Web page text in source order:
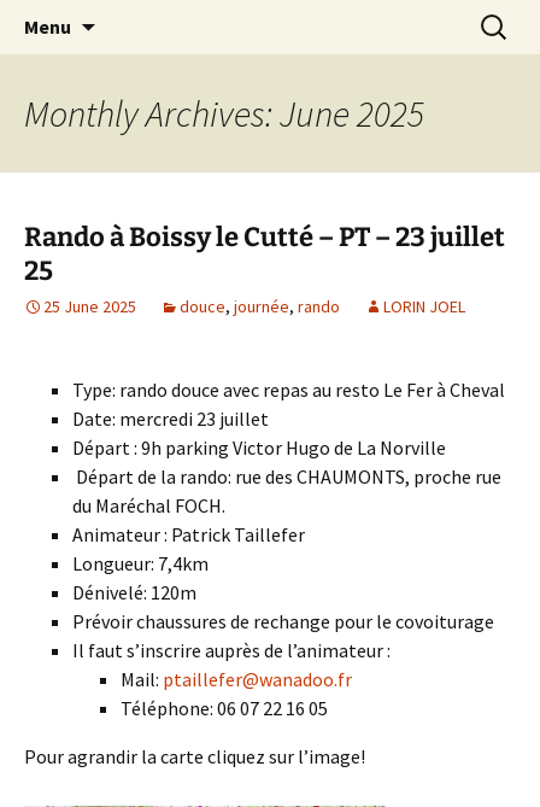
Randonneurs Norvillois
Menu
Search
for:
Monthly Archives: June 2025
Rando à Boissy le Cutté – PT – 23 juillet
25
25 June 2025 douce, journée, rando LORIN JOEL
Type: rando douce avec repas au resto Le Fer à Cheval
Date: mercredi 23 juillet
Départ : 9h parking Victor Hugo de La Norville
Départ de la rando: rue des CHAUMONTS, proche rue
du Maréchal FOCH.
Animateur : Patrick Taillefer
Longueur: 7,4km
Dénivelé: 120m
Prévoir chaussures de rechange pour le covoiturage
Il faut s’inscrire auprès de l’animateur :
Mail: ptaillefer@wanadoo.fr
Téléphone: 06 07 22 16 05
Pour agrandir la carte cliquez sur l’image!